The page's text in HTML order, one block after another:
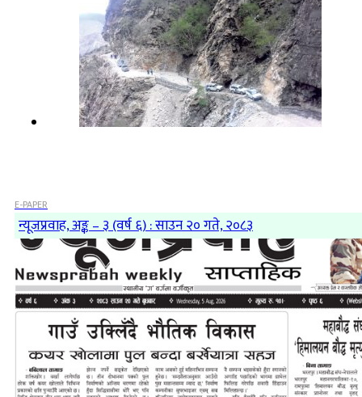
E-PAPER
न्यूजप्रवाह, अङ्क – ३ (वर्ष ६) : साउन २० गते, २०८३